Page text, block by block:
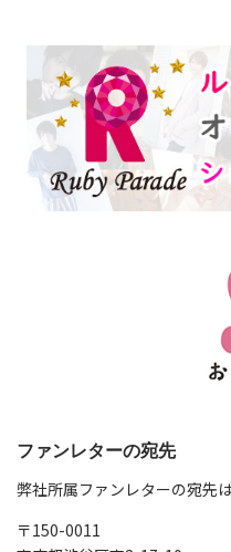
ファンレターの宛先
弊社所属ファンレターの宛先
〒150-0011